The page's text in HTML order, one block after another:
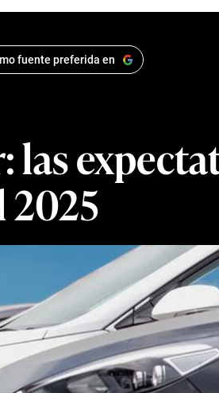
fuente preferida en
las
2025